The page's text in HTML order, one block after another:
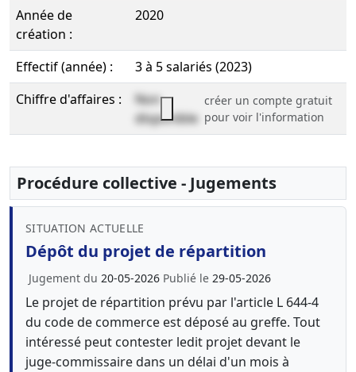
Année de
création :
2020
Effectif (année) :
3 à 5 salariés (2023)
Chiffre d'affaires :
Non
disponible
créer un compte gratuit
pour voir l'information
Procédure collective - Jugements
SITUATION ACTUELLE
Dépôt du projet de répartition
Jugement du 20-05-2026 Publié le 29-05-2026
Le projet de répartition prévu par l'article L 644-4
du code de commerce est déposé au greffe. Tout
intéressé peut contester ledit projet devant le
juge-commissaire dans un délai d'un mois à